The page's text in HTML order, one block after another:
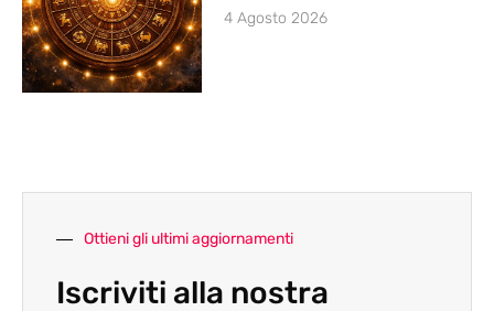
4 Agosto 2026
Ottieni gli ultimi aggiornamenti
Iscriviti alla nostra